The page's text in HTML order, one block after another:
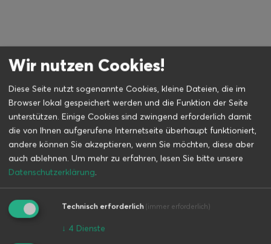
Standort Elsterwerda
Standort Oschatz
Standort Riesa
Wir nutzen Cookies!
Diese Seite nutzt sogenannte Cookies, kleine Dateien, die im
Browser lokal gespeichert werden und die Funktion der Seite
unterstützen. Einige Cookies sind zwingend erforderlich damit
die von Ihnen aufgerufene Internetseite überhaupt funktioniert,
andere können Sie akzeptieren, wenn Sie möchten, diese aber
auch ablehnen. Um mehr zu erfahren, lesen Sie bitte unsere
Datenschutzerklärung.
Technisch erforderlich (immer erforderlich)
↓ 4 Dienste